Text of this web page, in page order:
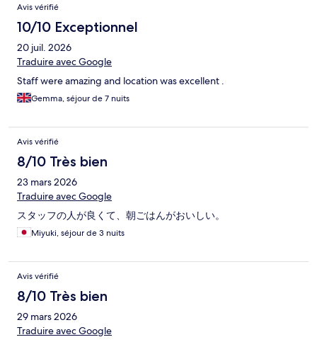
Avis vérifié
10/10 Exceptionnel
20 juil. 2026
Traduire avec Google
Staff were amazing and location was excellent .
Gemma, séjour de 7 nuits
Avis vérifié
8/10 Très bien
23 mars 2026
Traduire avec Google
スタッフの人が良くて、朝ごはんがおいしい。
Miyuki, séjour de 3 nuits
Avis vérifié
8/10 Très bien
29 mars 2026
Traduire avec Google